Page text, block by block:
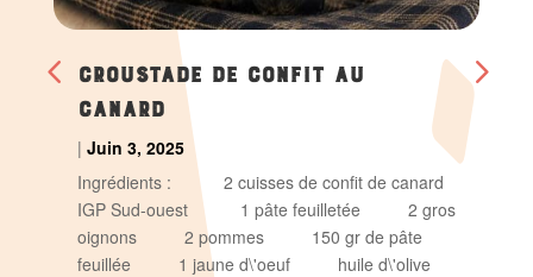
CROUSTADE DE CONFIT AU
CANARD
| Juin 3, 2025
Ingrédients : 2 cuisses de confit de canard
IGP Sud-ouest 1 pâte feuilletée 2 gros
oignons 2 pommes 150 gr de pâte
feuillée 1 jaune d\'oeuf huile d\'olive